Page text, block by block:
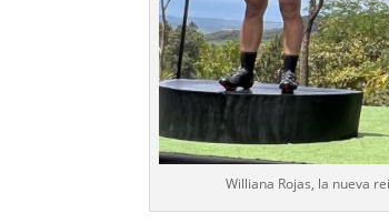
Williana Rojas, la nueva